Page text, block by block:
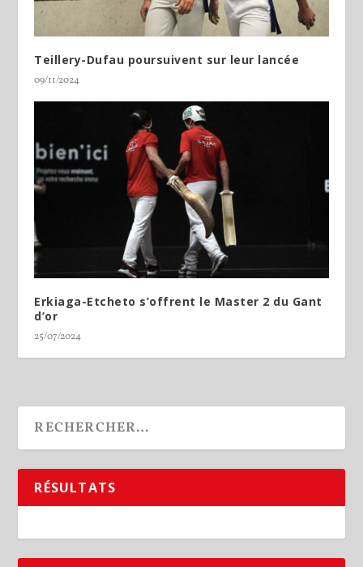
Teillery-Dufau poursuivent sur leur lancée
09/11/2024
Erkiaga-Etcheto s’offrent le Master 2 du Gant
d’or
25/07/2024
RÉSULTATS